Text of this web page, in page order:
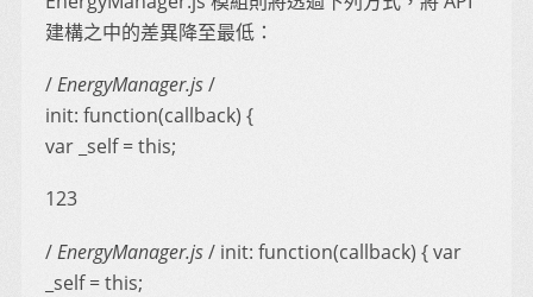
建構之中的差異降至最低：
/EnergyManager.js/
init: function(callback) {
var _self = this;
123
/EnergyManager.js/ init: function(callback) { var
_self = this;